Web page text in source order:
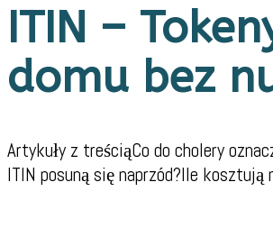
ITIN –
domu bez
Artykuły z treściąCo do cholery
ITIN posuną się naprzód?Ile